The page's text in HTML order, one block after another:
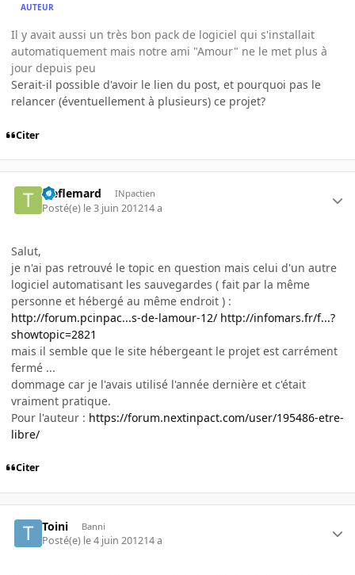
AUTEUR
Il y avait aussi un très bon pack de logiciel qui s'installait
automatiquement mais notre ami "Amour" ne le met plus à
jour depuis peu
Serait-il possible d'avoir le lien du post, et pourquoi pas le
relancer (éventuellement à plusieurs) ce projet?
Citer
treflemard INpactien
Posté(e) le 3 juin 201214 a
Salut,
je n'ai pas retrouvé le topic en question mais celui d'un autre
logiciel automatisant les sauvegardes ( fait par la même
personne et hébergé au même endroit ) :
http://forum.pcinpac...s-de-lamour-12/ http://infomars.fr/f...?
showtopic=2821
mais il semble que le site hébergeant le projet est carrément
fermé ...
dommage car je l'avais utilisé l'année dernière et c'était
vraiment pratique.
Pour l'auteur : https://forum.nextinpact.com/user/195486-etre-
libre/
Citer
Toini Banni
Posté(e) le 4 juin 201214 a